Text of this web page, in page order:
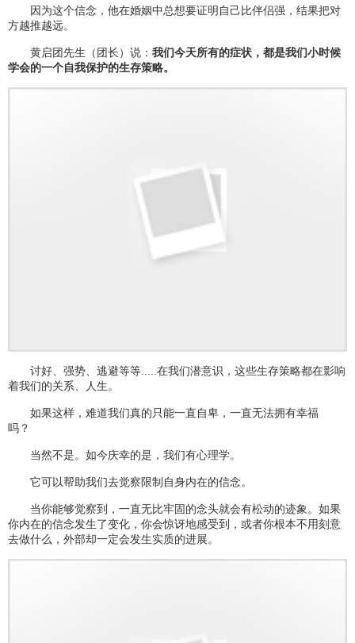
因为这个信念，他在婚姻中总想要证明自己比伴侣强，结果把对
方越推越远。
黄启团先生（团长）说： 我们今天所有的症状，都是我们小时候
学会的一个自我保护的生存策略。
讨好、强势、逃避等等.....在我们潜意识，这些生存策略都在影响
着我们的关系、人生。
如果这样，难道我们真的只能一直自卑，一直无法拥有幸福
吗？
当然不是。如今庆幸的是，我们有心理学。
它可以帮助我们去觉察限制自身内在的信念。
当你能够觉察到，一直无比牢固的念头就会有松动的迹象。如果
你内在的信念发生了变化，你会惊讶地感受到，或者你根本不用刻意
去做什么，外部却一定会发生实质的进展。